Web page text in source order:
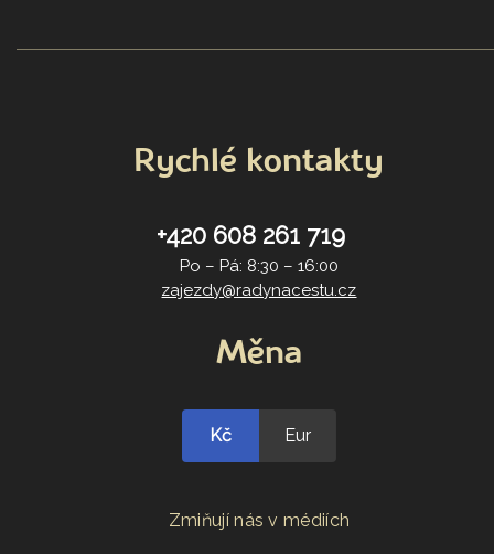
Rychlé kontakty
+420 608 261 719
Po – Pá: 8:30 – 16:00
zajezdy@radynacestu.cz
Měna
Kč Eur
Zmiňují nás v médiích